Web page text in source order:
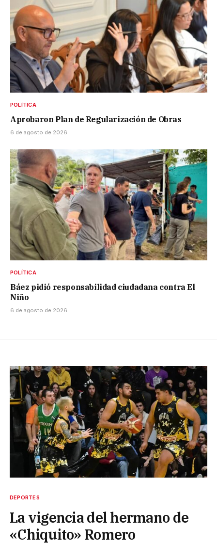
POLÍTICA
Aprobaron Plan de Regularización de Obras
6 de agosto de 2026
POLÍTICA
Báez pidió responsabilidad ciudadana contra El
Niño
6 de agosto de 2026
DEPORTES
La vigencia del hermano de
«Chiquito» Romero